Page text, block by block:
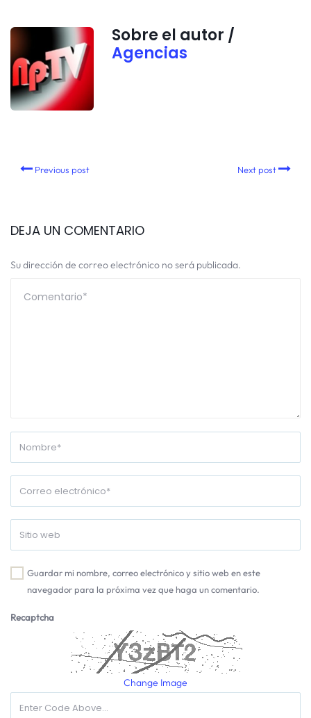
Sobre el autor /
Agencias
Previous post Next post
DEJA UN COMENTARIO
Su dirección de correo electrónico no será publicada.
Guardar mi nombre, correo electrónico y sitio web en este
navegador para la próxima vez que haga un comentario.
Recaptcha
Change Image